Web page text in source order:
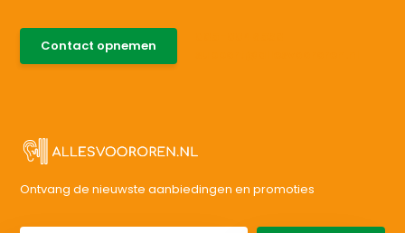
Contact opnemen
Ontvang de nieuwste aanbiedingen en promoties